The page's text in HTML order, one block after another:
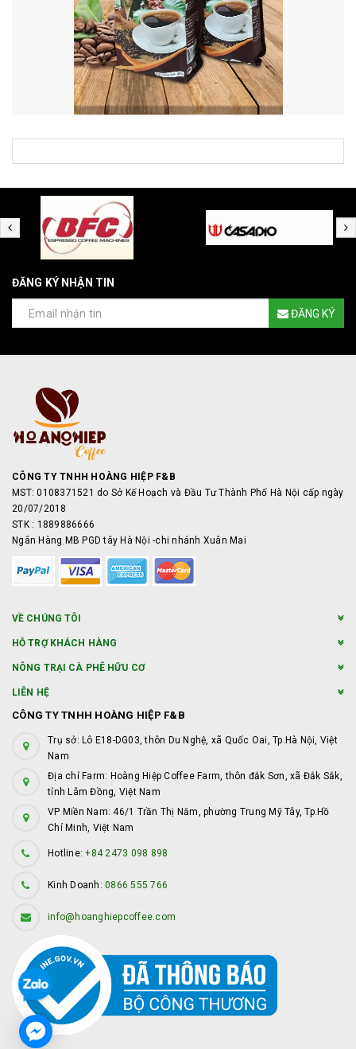
ĐĂNG KÝ NHẬN TIN
ĐĂNG KÝ
CÔNG TY TNHH HOÀNG HIỆP F&B
MST: 0108371521 do Sở Kế Hoạch và Đầu Tư Thành Phố Hà Nội cấp ngày
20/07/2018
STK : 1889886666
Ngân Hàng MB PGD tây Hà Nội -chi nhánh Xuân Mai
VỀ CHÚNG TÔI
HỖ TRỢ KHÁCH HÀNG
NÔNG TRẠI CÀ PHÊ HỮU CƠ
LIÊN HỆ
CÔNG TY TNHH HOÀNG HIỆP F&B
Trụ sở: Lô E18-DG03, thôn Du Nghệ, xã Quốc Oai, Tp.Hà Nội, Việt
Nam
Địa chỉ Farm: Hoàng Hiệp Coffee Farm, thôn đắk Sơn, xã Đắk Sắk,
tỉnh Lâm Đồng, Việt Nam
VP Miền Nam: 46/1 Trần Thị Năm, phường Trung Mỹ Tây, Tp.Hồ
Chí Minh, Việt Nam
Hotline:+84 2473 098 898
Kinh Doanh: 0866 555 766
info@hoanghiepcoffee.com